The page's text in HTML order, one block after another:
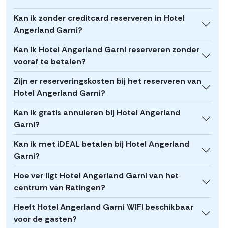
Kan ik zonder creditcard reserveren in Hotel
Angerland Garni?
Kan ik Hotel Angerland Garni reserveren zonder
vooraf te betalen?
Zijn er reserveringskosten bij het reserveren van
Hotel Angerland Garni?
Kan ik gratis annuleren bij Hotel Angerland
Garni?
Kan ik met iDEAL betalen bij Hotel Angerland
Garni?
Hoe ver ligt Hotel Angerland Garni van het
centrum van Ratingen?
Heeft Hotel Angerland Garni WIFI beschikbaar
voor de gasten?